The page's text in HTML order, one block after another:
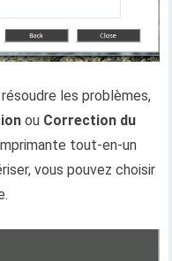
les problèmes,
ou Correction du
tout-en-un
vous pouvez choisir